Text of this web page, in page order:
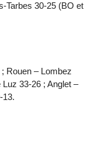
Tarbes 30-25 (BO et
Rouen – Lombez
33-26 ; Anglet –
13.